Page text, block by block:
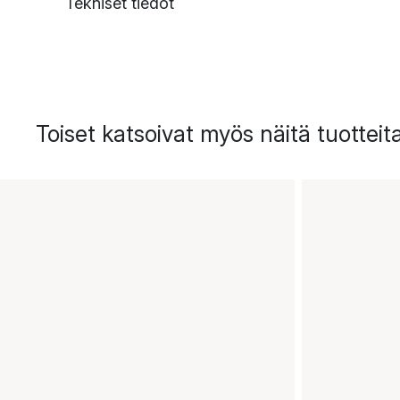
Toiset katsoivat myös näitä